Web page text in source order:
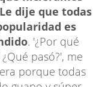
Le dije que todas
es
. '¿Por qué
pasó?', me
porque todas